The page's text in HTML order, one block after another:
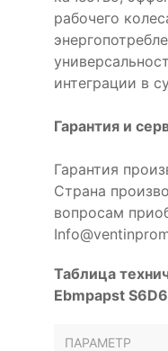
рабочего
интеграции в
Гарантия и
Гарантия
Страна
вопросам
Таблица
Ebmpapst
ПАРАМЕТР